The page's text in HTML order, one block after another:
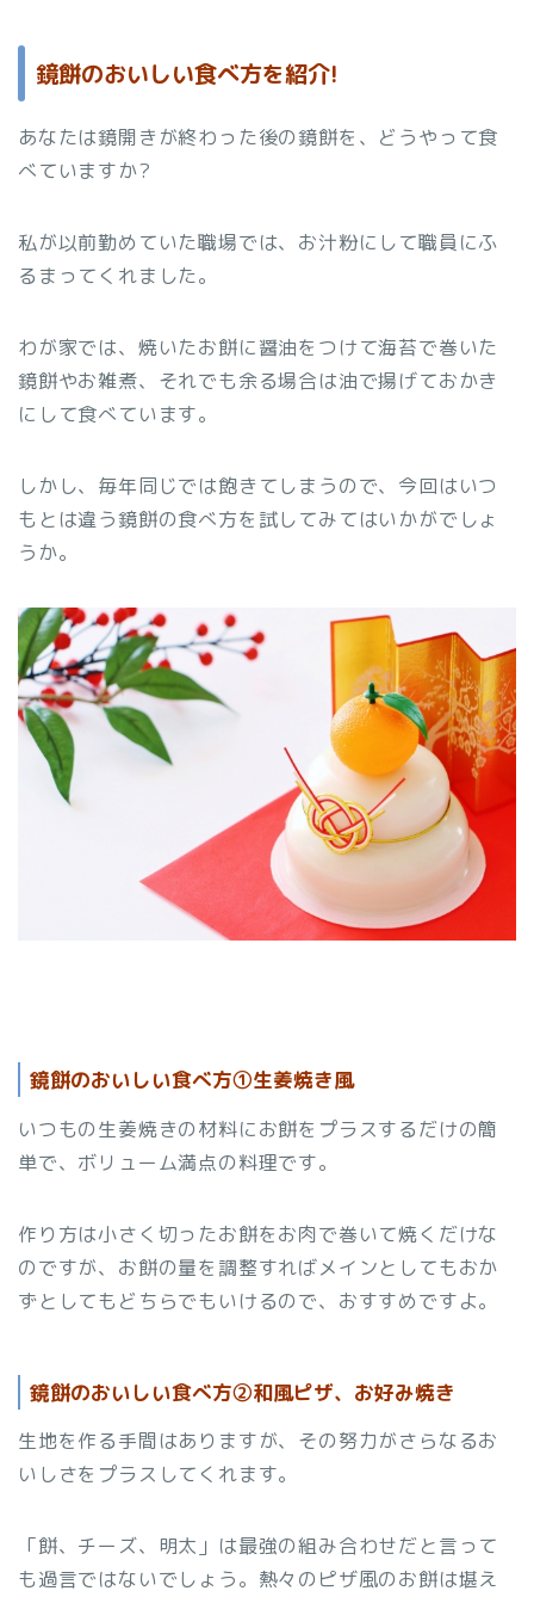
鏡餅のおいしい食べ方を紹介!
あなたは鏡開きが終わった後の鏡餅を、どうやって食
べていますか?
私が以前勤めていた職場では、お汁粉にして職員にふ
るまってくれました。
わが家では、焼いたお餅に醤油をつけて海苔で巻いた
鏡餅やお雑煮、それでも余る場合は油で揚げておかき
にして食べています。
しかし、毎年同じでは飽きてしまうので、今回はいつ
もとは違う鏡餅の食べ方を試してみてはいかがでしょ
うか。
鏡餅のおいしい食べ方①生姜焼き風
いつもの生姜焼きの材料にお餅をプラスするだけの簡
単で、ボリューム満点の料理です。
作り方は小さく切ったお餅をお肉で巻いて焼くだけな
のですが、お餅の量を調整すればメインとしてもおか
ずとしてもどちらでもいけるので、おすすめですよ。
鏡餅のおいしい食べ方②和風ピザ、お好み焼き
生地を作る手間はありますが、その努力がさらなるお
いしさをプラスしてくれます。
「餅、チーズ、明太」は最強の組み合わせだと言って
も過言ではないでしょう。熱々のピザ風のお餅は堪え